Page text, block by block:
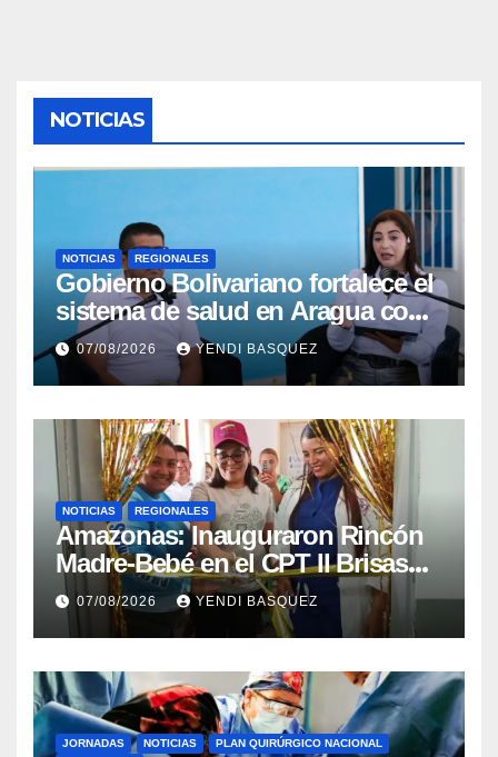
NOTICIAS
NOTICIAS REGIONALES
Gobierno Bolivariano fortalece el
sistema de salud en Aragua con
la reinauguración del CDI La
Mora
07/08/2026 YENDI BASQUEZ
NOTICIAS REGIONALES
​Amazonas: Inauguraron Rincón
Madre-Bebé en el CPT II Brisas
del Aeropuerto ​Inauguraron
Rincón
07/08/2026 YENDI BASQUEZ
JORNADAS NOTICIAS
PLAN QUIRÚRGICO NACIONAL